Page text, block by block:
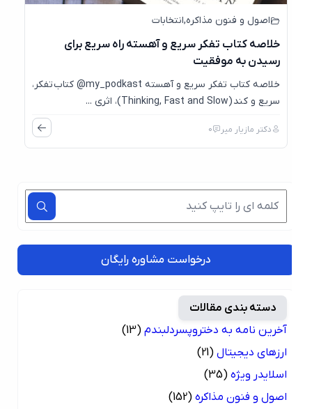
اصول و فنون مذاکره,انتخابات
خلاصه کتاب تفکر سریع و آهسته راه سریع برای
رسیدن به موفقیت
خلاصه کتاب تفکر سریع و آهسته my_podkast@ کتاب تفکر،
سریع و کند (Thinking, Fast and Slow)، اثری ...
دکتر مازیار میر 0
درخواست مشاوره رایگان
دسته بندی مقالات
آخرین نامه به دختروپسردلبندم (13)
ارزهای دیجیتال (21)
اسلایدر ویژه (35)
اصول و فنون مذاکره (152)